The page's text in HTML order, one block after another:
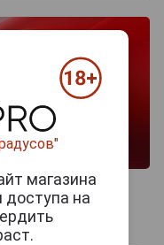
магазина
доступа на